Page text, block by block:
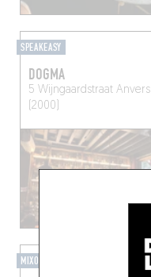
SPEAKEASY
DOGMA
5 WijngaardstraatAnvers
(2000)
MIXOMANIAQUE